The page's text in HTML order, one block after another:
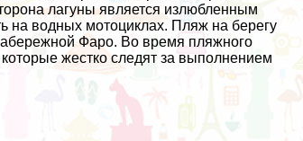
лагуны является излюбленным
на водных мотоциклах. Пляж на берегу
Фаро. Во время пляжного
жестко следят за выполнением